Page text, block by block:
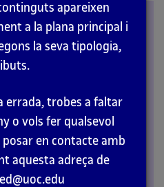
apareixen
a la plana principal i
la seva tipologia,
errada, trobes a faltar
o vols fer qualsevol
en contacte amb
aquesta adreça de